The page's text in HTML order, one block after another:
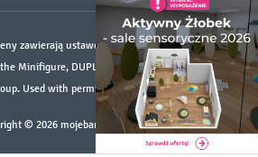
zawierają ustawowy podatek VAT.
Minifigure, DUPLO, and the SPIKE logo are
Used with permission. ©2026 The LEGO Group
© 2026 mojebambino.pl